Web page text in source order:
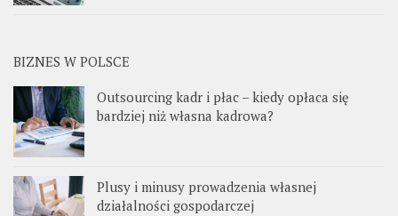
BIZNES W POLSCE
Outsourcing kadr i płac – kiedy opłaca się
bardziej niż własna kadrowa?
Plusy i minusy prowadzenia własnej
działalności gospodarczej